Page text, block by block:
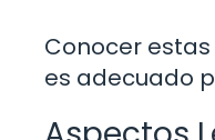
Conocer
es adecuado